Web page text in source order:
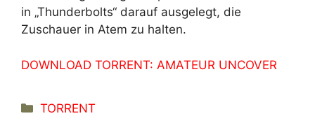
in „Thunderbolts“ darauf ausgelegt, die
Zuschauer in Atem zu halten.
DOWNLOAD TORRENT: AMATEUR UNCOVER
Categorías
TORRENT